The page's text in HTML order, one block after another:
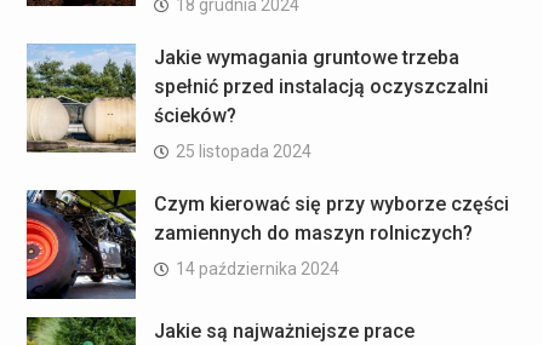
18 grudnia 2024
Jakie wymagania gruntowe trzeba
spełnić przed instalacją oczyszczalni
ścieków?
25 listopada 2024
Czym kierować się przy wyborze części
zamiennych do maszyn rolniczych?
14 października 2024
Jakie są najważniejsze prace